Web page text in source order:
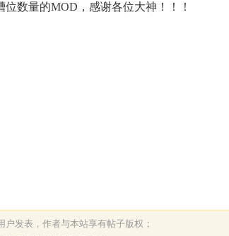
数量的MOD，感谢各位大神！！！
户发表，作者与本站享有帖子版权；